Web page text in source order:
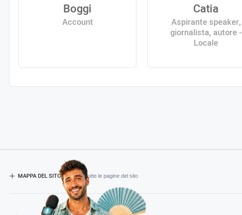
Boggi
Account
Catia
Aspirante speaker,
giornalista, autore -
Locale
MAPPA DEL SITO- Esplora tutte le pagine del sito